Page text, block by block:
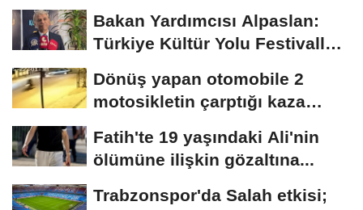
Bakan Yardımcısı Alpaslan:
Türkiye Kültür Yolu Festivalleri
Dönüş yapan otomobile 2
motosikletin çarptığı kaza
Fatih'te 19 yaşındaki Ali'nin
ölümüne ilişkin gözaltına...
Trabzonspor'da Salah etkisi;